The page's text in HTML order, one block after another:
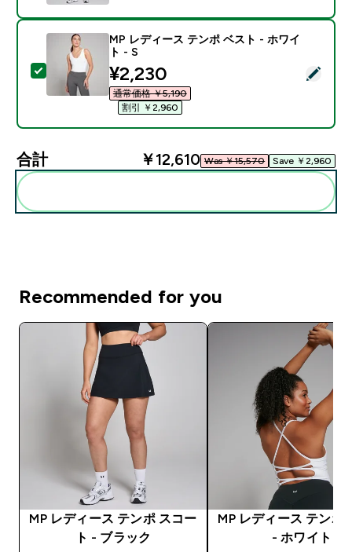
この商品を選択 - MP レディース テンポ ベスト - ホワ
MP レディース テンポ ベスト - ホワイ
ト - S
discounted price
¥2,230‎
通常価格 ￥5,190‎
割引 ￥2,960‎
合計 ￥12,610‎ Was ￥15,570‎ Save ￥2,960‎
Recommended for you
MP レディース テンポ スコー
ト - ブラック
MP レディース テンポ
- ホワイト